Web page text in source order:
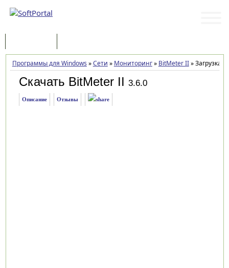
Программы для Windows »Сети » Мониторинг» BitMeter II»Загрузка
Скачать BitMeter II 3.6.0
Описание Отзывы